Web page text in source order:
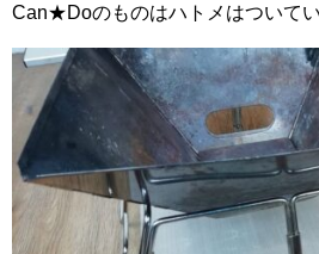
Can★Doのものはハトメはついてい